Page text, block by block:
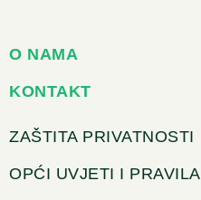
O NAMA
KONTAKT
ZAŠTITA PRIVATNOSTI
OPĆI UVJETI I PRAVILA